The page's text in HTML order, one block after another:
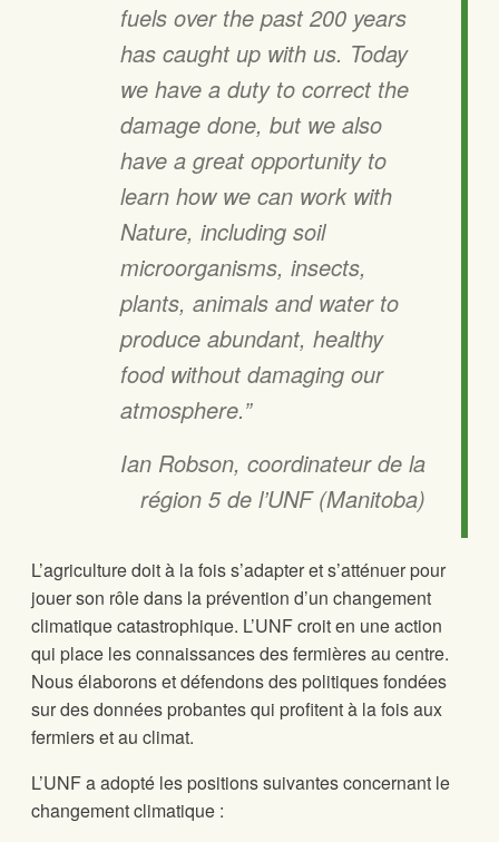
fuels over the past 200 years
has caught up with us. Today
we have a duty to correct the
damage done, but we also
have a great opportunity to
learn how we can work with
Nature, including soil
microorganisms, insects,
plants, animals and water to
produce abundant, healthy
food without damaging our
atmosphere.”
Ian Robson, coordinateur de la
région 5 de l’UNF (Manitoba)
L’agriculture doit à la fois s’adapter et s’atténuer pour
jouer son rôle dans la prévention d’un changement
climatique catastrophique. L’UNF croit en une action
qui place les connaissances des fermières au centre.
Nous élaborons et défendons des politiques fondées
sur des données probantes qui profitent à la fois aux
fermiers et au climat.
L’UNF a adopté les positions suivantes concernant le
changement climatique :